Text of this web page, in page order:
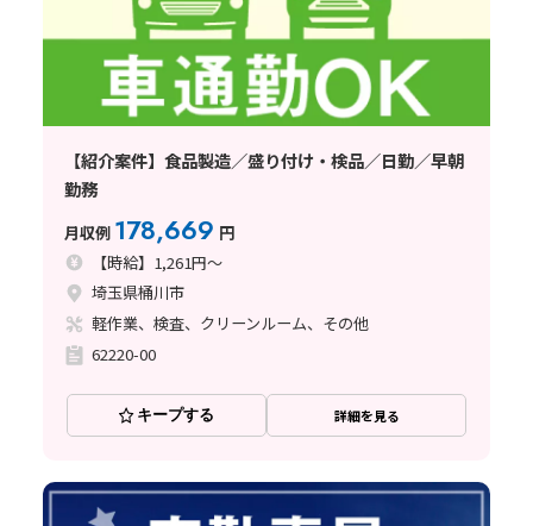
【紹介案件】食品製造／盛り付け・検品／日勤／早朝
勤務
月収例 178,669 円
【時給】1,261円～
埼玉県桶川市
軽作業、検査、クリーンルーム、その他
62220-00
キープする 詳細を見る